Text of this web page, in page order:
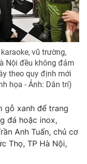
Việt
bằng AI
vũ trường,
Nội đều không đảm
theo quy định mới
họa - Ảnh: Dân trí)
gỗ xanh để trang
đá hoặc inox,
Anh Tuấn, chủ cơ
Thọ, TP Hà Nội,